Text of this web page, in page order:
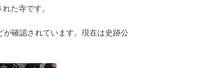
た寺です。
確認されています。現在は史跡公